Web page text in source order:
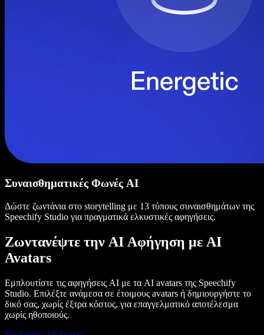
Συναισθηματικές Φωνές AI
Δώστε ζωντάνια στο storytelling με 13 τύπους συναισθημάτων της
Speechify Studio για πραγματικά ελκυστικές αφηγήσεις.
Ζωντανέψτε την AI Αφήγηση με AI
Avatars
Εμπλουτίστε τις αφηγήσεις AI με τα AI avatars της Speechify
Studio. Επιλέξτε ανάμεσα σε έτοιμους avatars ή δημιουργήστε το
δικό σας, χωρίς έξτρα κόστος, για επαγγελματικό αποτέλεσμα
χωρίς ηθοποιούς.